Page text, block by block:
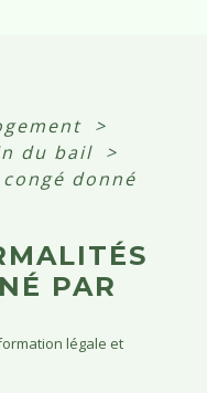
>
du bail >
donné
PAR
légale et